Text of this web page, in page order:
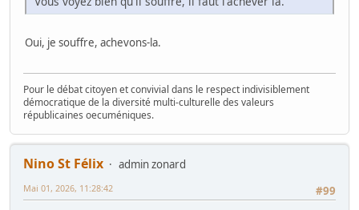
Oui, je souffre, achevons-la.
Pour le débat citoyen et convivial dans le respect indivisiblement
démocratique de la diversité multi-culturelle des valeurs
républicaines oecuméniques.
Nino St Félix
admin zonard
#99
Mai 01, 2026, 11:28:42